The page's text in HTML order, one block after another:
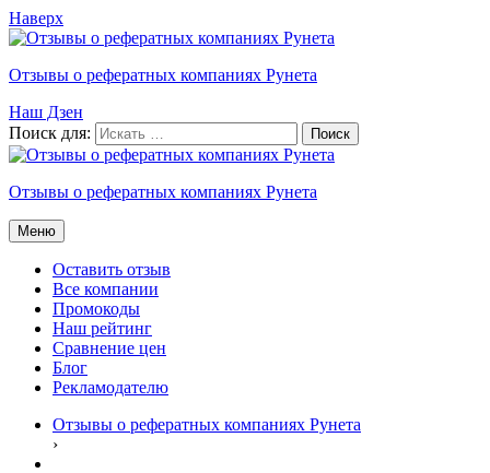
Наверх
Отзывы о рефератных компаниях Рунета
Наш Дзен
Поиск для:
Отзывы о рефератных компаниях Рунета
Меню
Оставить отзыв
Все компании
Промокоды
Наш рейтинг
Сравнение цен
Блог
Рекламодателю
Отзывы о рефератных компаниях Рунета
›